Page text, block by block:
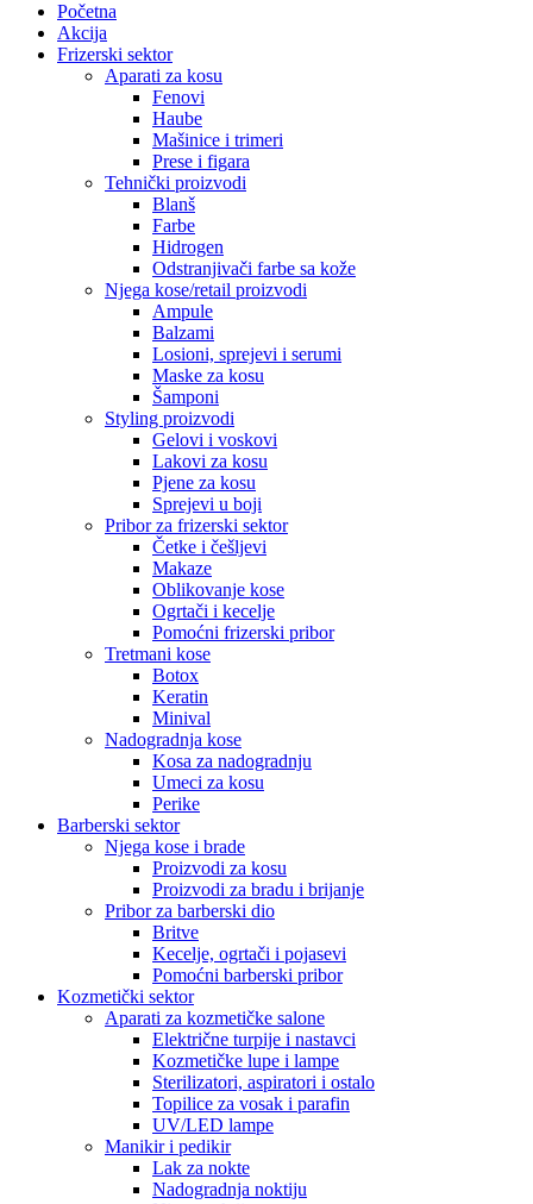
Početna
Akcija
Frizerski sektor
Aparati za kosu
Fenovi
Haube
Mašinice i trimeri
Prese i figara
Tehnički proizvodi
Blanš
Farbe
Hidrogen
Odstranjivači farbe sa kože
Njega kose/retail proizvodi
Ampule
Balzami
Losioni, sprejevi i serumi
Maske za kosu
Šamponi
Styling proizvodi
Gelovi i voskovi
Lakovi za kosu
Pjene za kosu
Sprejevi u boji
Pribor za frizerski sektor
Četke i češljevi
Makaze
Oblikovanje kose
Ogrtači i kecelje
Pomoćni frizerski pribor
Tretmani kose
Botox
Keratin
Minival
Nadogradnja kose
Kosa za nadogradnju
Umeci za kosu
Perike
Barberski sektor
Njega kose i brade
Proizvodi za kosu
Proizvodi za bradu i brijanje
Pribor za barberski dio
Britve
Kecelje, ogrtači i pojasevi
Pomoćni barberski pribor
Kozmetički sektor
Aparati za kozmetičke salone
Električne turpije i nastavci
Kozmetičke lupe i lampe
Sterilizatori, aspiratori i ostalo
Topilice za vosak i parafin
UV/LED lampe
Manikir i pedikir
Lak za nokte
Nadogradnja noktiju